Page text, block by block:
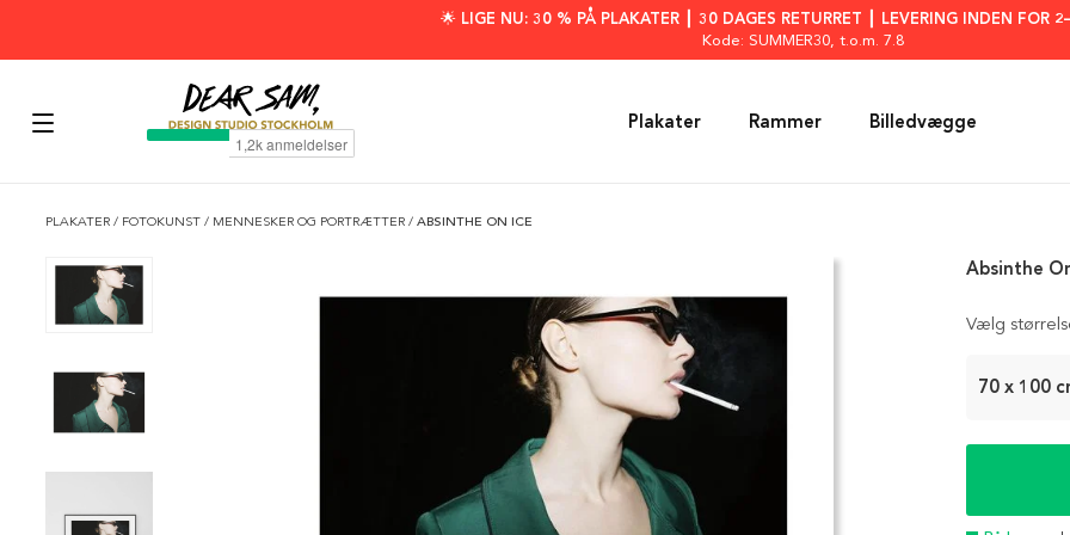
🌟 LIGE NU: 30 % PÅ PLAKATER ┃ 30 DAGES RETURRET ┃ LEVERING INDEN FOR
Kode: SUMMER30, t.o.m. 7.8
Plakater Rammer Billedvægge
PLAKATER / FOTOKUNST / MENNESKER OG PORTRÆTTER / ABSINTHE ON ICE
Vælg
70 x 100
Absinthe